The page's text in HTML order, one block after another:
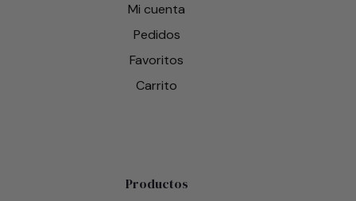
Mi cuenta
Pedidos
Favoritos
Carrito
Productos